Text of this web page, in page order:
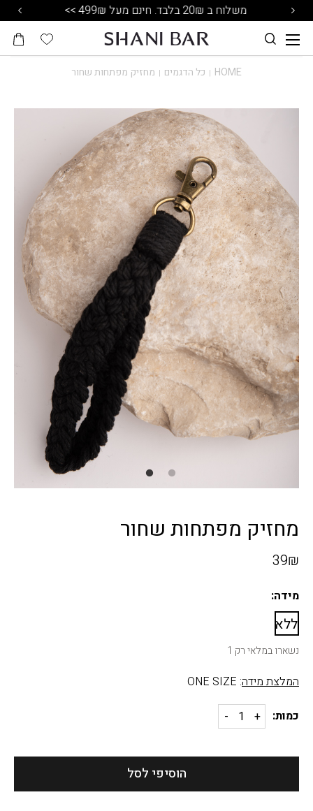
משלוח ב 20₪ בלבד. חינם מעל 499₪ >>
HOME
| כל הדגמים | מחזיק מפתחות שחור
מחזיק מפתחות שחור
39₪
מידה:
ללא
נשארו במלאי רק 1
המלצת מידה: ONE SIZE
כמות:
הוסיפי לסל